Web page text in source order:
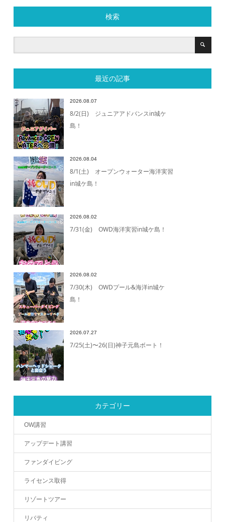
検索
最近の記事
2026.08.07
8/2(日) ジュニアアドバンスin城ケ
島！
2026.08.04
8/1(土) オープンウォーター海洋実習
in城ケ島！
2026.08.02
7/31(金) OWD海洋実習in城ケ島！
2026.08.02
7/30(木) OWDプール&海洋in城ケ
島！
2026.07.27
7/25(土)〜26(日)神子元島ボート！
カテゴリー
OW講習
アップデート講習
ファンダイビング
ライセンス取得
リゾートツアー
リバティ